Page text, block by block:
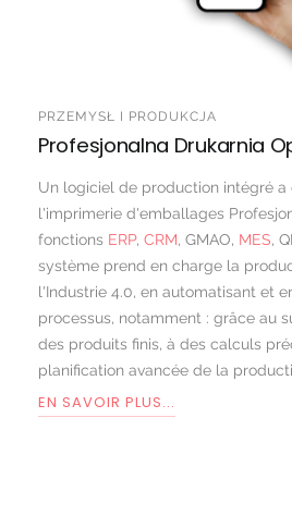
PRZEMYSŁ I PRODUKCJA
Profesjonalna Drukarnia
Un logiciel de production intégré
l'imprimerie d'emballages
fonctions ERP, CRM, GMAO, MES,
système prend en charge la
l'Industrie 4.0, en automatisant et
processus, notamment : grâce au
des produits finis, à des calculs
planification avancée de la
EN SAVOIR PLUS...